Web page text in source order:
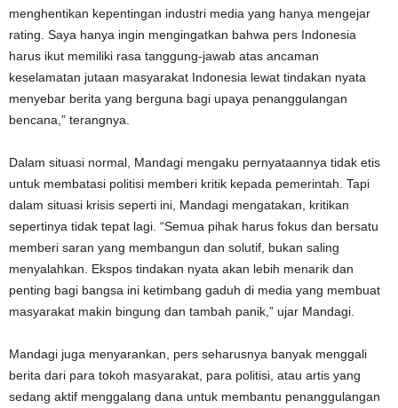
menghentikan kepentingan industri media yang hanya mengejar
rating. Saya hanya ingin mengingatkan bahwa pers Indonesia
harus ikut memiliki rasa tanggung-jawab atas ancaman
keselamatan jutaan masyarakat Indonesia lewat tindakan nyata
menyebar berita yang berguna bagi upaya penanggulangan
bencana,” terangnya.
Dalam situasi normal, Mandagi mengaku pernyataannya tidak etis
untuk membatasi politisi memberi kritik kepada pemerintah. Tapi
dalam situasi krisis seperti ini, Mandagi mengatakan, kritikan
sepertinya tidak tepat lagi. “Semua pihak harus fokus dan bersatu
memberi saran yang membangun dan solutif, bukan saling
menyalahkan. Ekspos tindakan nyata akan lebih menarik dan
penting bagi bangsa ini ketimbang gaduh di media yang membuat
masyarakat makin bingung dan tambah panik,” ujar Mandagi.
Mandagi juga menyarankan, pers seharusnya banyak menggali
berita dari para tokoh masyarakat, para politisi, atau artis yang
sedang aktif menggalang dana untuk membantu penanggulangan